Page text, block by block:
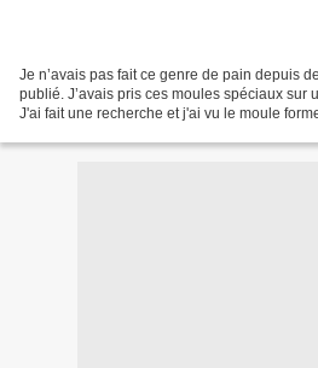
Je n’avais pas fait ce genre de pain depuis
publié. J’avais pris ces moules spéciaux sur
J'ai fait une recherche et j'ai vu le moule